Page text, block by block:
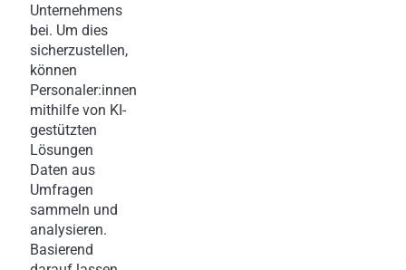
Unternehmens
bei. Um dies
sicherzustellen,
können
Personaler:innen
mithilfe von KI-
gestützten
Lösungen
Daten aus
Umfragen
sammeln und
analysieren.
Basierend